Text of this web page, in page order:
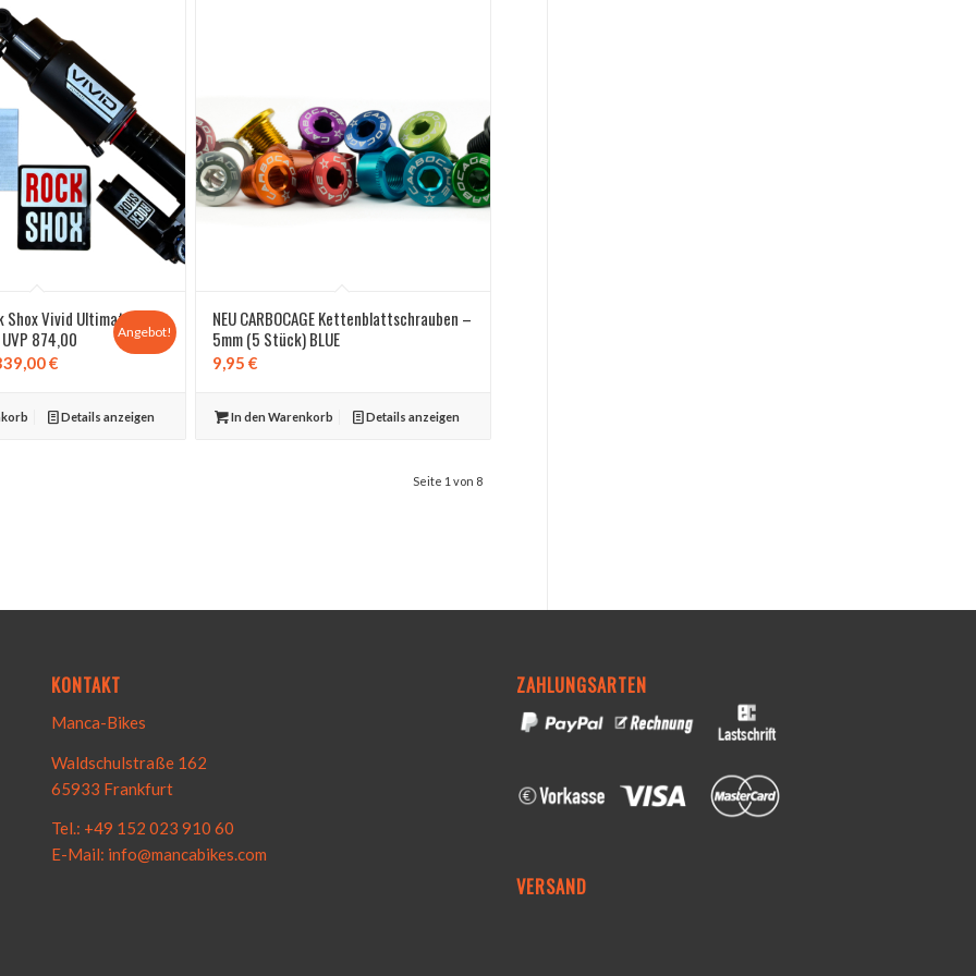
Shox Vivid Ultimate
874,00
€Aktueller
ist:
Angebot!
Details anzeigen
NEU CARBOCAGE Kettenblattschrauben –
5mm (5 Stück) BLUE
9,95 €
In den Warenkorb Details anzeigen
Seite 1 von 8
KONTAKT
Manca-Bikes
Waldschulstraße 162
65933 Frankfurt
Tel.: +49 152 023 910 60
E-Mail: info@mancabikes.com
ZAHLUNGSARTEN
VERSAND